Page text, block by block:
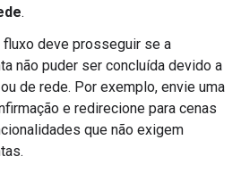
.
fluxo deve prosseguir se a
não puder ser concluída devido a
de rede. Por exemplo, envie uma
e redirecione para cenas
que não exigem